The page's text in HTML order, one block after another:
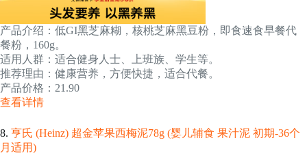
产品介绍：低GI黑芝麻糊，核桃芝麻黑豆粉，即食速食早餐代
餐粉，160g。
适用人群：适合健身人士、上班族、学生等。
推荐理由：健康营养，方便快捷，适合代餐。
产品价格：21.90
查看详情
8. 亨氏 (Heinz) 超金苹果西梅泥78g (婴儿辅食 果汁泥 初期-36个
月适用)